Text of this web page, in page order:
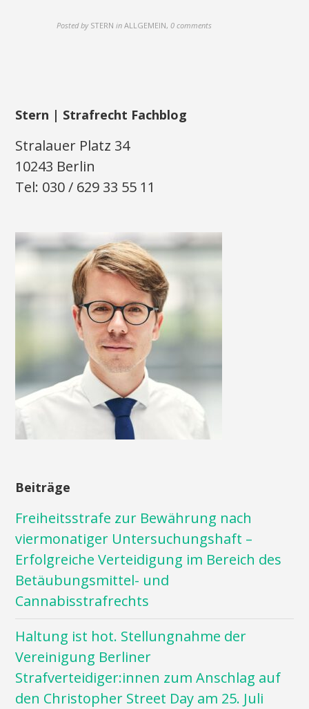
Posted by STERN in ALLGEMEIN,0 comments
Stern | Strafrecht Fachblog
Stralauer Platz 34
10243 Berlin
Tel: 030 / 629 33 55 11
Beiträge
Freiheitsstrafe zur Bewährung nach
viermonatiger Untersuchungshaft –
Erfolgreiche Verteidigung im Bereich des
Betäubungsmittel- und
Cannabisstrafrechts
Haltung ist hot. Stellungnahme der
Vereinigung Berliner
Strafverteidiger:innen zum Anschlag auf
den Christopher Street Day am 25. Juli